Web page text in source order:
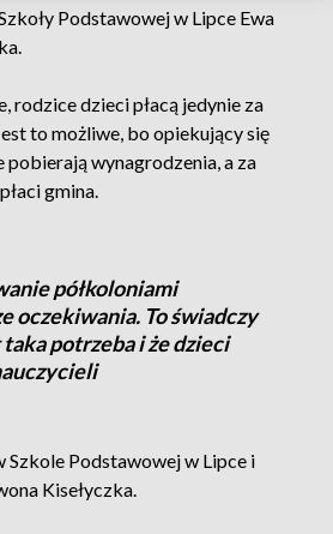
Podstawowej w Lipce Ewa
rodzice dzieci płacą jedynie za
to możliwe, bo opiekujący się
pobierają wynagrodzenia, a za
gmina.
półkoloniami
oczekiwania. To świadczy
potrzeba i że dzieci
Szkole Podstawowej w Lipce i
Kisełyczka.